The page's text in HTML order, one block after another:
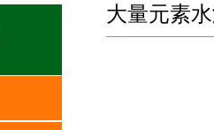
大量元素